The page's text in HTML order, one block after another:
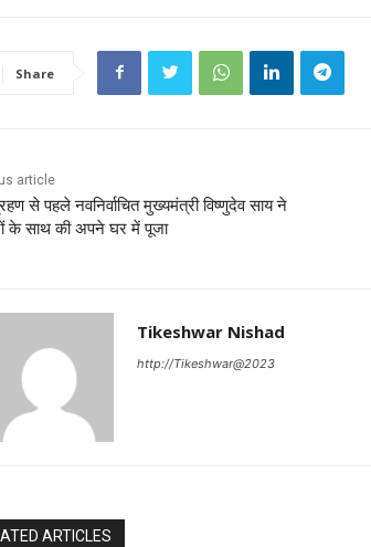
Share
article
से पहले नवनिर्वाचित मुख्यमंत्री विष्णुदेव साय ने
के साथ की अपने घर में पूजा
Tikeshwar Nishad
http://Tikeshwar@2023
ARTICLES